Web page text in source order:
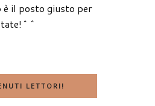
è il posto giusto per
LETTORI!